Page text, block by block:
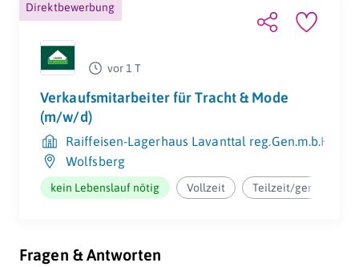
Direktbewerbung
vor 1 T
Verkaufsmitarbeiter für Tracht & Mode
(m/w/d)
Raiffeisen-Lagerhaus Lavanttal reg.Gen.m.b.H.
Wolfsberg
kein Lebenslauf nötig Vollzeit Teilzeit/geringfügig
Fragen & Antworten